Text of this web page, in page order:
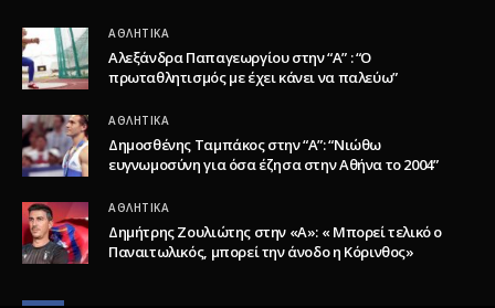
ΑΘΛΗΤΙΚΆ
Αλεξάνδρα Παπαγεωργίου στην “Α” : “Ο
πρωταθλητισμός με έχει κάνει να παλεύω”
ΑΘΛΗΤΙΚΆ
Δημοσθένης Ταμπάκος στην “A”: “Νιώθω
ευγνωμοσύνη για όσα έζησα στην Αθήνα το 2004”
ΑΘΛΗΤΙΚΆ
Δημήτρης Ζουλιώτης στην «Α»: « Μπορεί τελικό ο
Παναιτωλικός, μπορεί την άνοδο η Κόρινθος»